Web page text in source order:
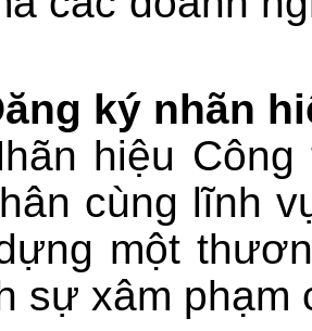
ký nhãn
hiệu
cùng lĩnh
một
sự xâm phạm